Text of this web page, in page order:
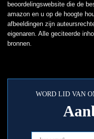
beoordelingswebsite die de
amazon en u op de hoogte
afbeeldingen zijn
eigenaren. Alle geciteerde
bronnen.
WORD LID VAN